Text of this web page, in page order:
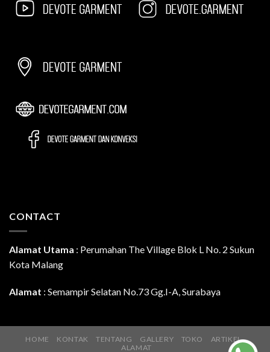
CONTACT
Alamat Utama : Perumahan The Village Blok L No. 2 Sukun
Kota Malang
Alamat : Semampir Selatan No.73 Gg.I-A, Surabaya
HOME KONTAK TENTANG GALLERY TOKO
ARTIKEL
ALAMAT